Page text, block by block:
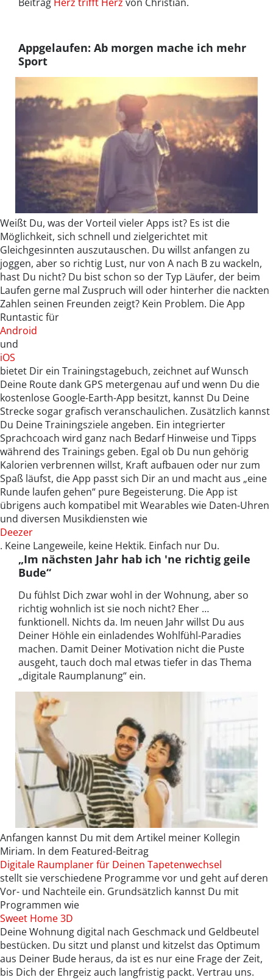
Appgelaufen: Ab morgen mache ich mehr
Sport
Weißt Du, was der Vorteil vieler Apps ist? Es ist die
Möglichkeit, sich schnell und zielgerichtet mit
Gleichgesinnten auszutauschen. Du willst anfangen zu
joggen, aber so richtig Lust, nur von A nach B zu wackeln,
hast Du nicht? Du bist schon so der Typ Läufer, der beim
Laufen gerne mal Zuspruch will oder hinterher die nackten
Zahlen seinen Freunden zeigt? Kein Problem. Die App
Runtastic für
Android
und
iOS
bietet Dir ein Trainingstagebuch, zeichnet auf Wunsch
Deine Route dank GPS metergenau auf und wenn Du die
kostenlose Google-Earth-App besitzt, kannst Du Deine
Strecke sogar grafisch veranschaulichen. Zusätzlich kannst
Du Deine Trainingsziele angeben. Ein integrierter
Sprachcoach wird ganz nach Bedarf Hinweise und Tipps
während des Trainings geben. Egal ob Du nun gehörig
Kalorien verbrennen willst, Kraft aufbauen oder nur zum
Spaß läufst, die App passt sich Dir an und macht aus „eine
Runde laufen gehen“ pure Begeisterung. Die App ist
übrigens auch kompatibel mit Wearables wie Daten-Uhren
und diversen Musikdiensten wie
Deezer
. Keine Langeweile, keine Hektik. Einfach nur Du.
„Im nächsten Jahr hab ich 'ne richtig geile
Bude“
Du fühlst Dich zwar wohl in der Wohnung, aber so
richtig wohnlich ist sie noch nicht? Eher …
funktionell. Nichts da. Im neuen Jahr willst Du aus
Deiner Höhle ein einladendes Wohlfühl-Paradies
machen. Damit Deiner Motivation nicht die Puste
ausgeht, tauch doch mal etwas tiefer in das Thema
„digitale Raumplanung“ ein.
Anfangen kannst Du mit dem Artikel meiner Kollegin
Miriam. In dem Featured-Beitrag
Digitale Raumplaner für Deinen Tapetenwechsel
stellt sie verschiedene Programme vor und geht auf deren
Vor- und Nachteile ein. Grundsätzlich kannst Du mit
Programmen wie
Sweet Home 3D
Deine Wohnung digital nach Geschmack und Geldbeutel
bestücken. Du sitzt und planst und kitzelst das Optimum
aus Deiner Bude heraus, da ist es nur eine Frage der Zeit,
bis Dich der Ehrgeiz auch langfristig packt. Vertrau uns.